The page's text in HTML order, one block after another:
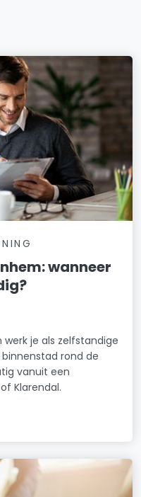
wanneer
je als zelfstandige
rond de
vanuit een
Klarendal.